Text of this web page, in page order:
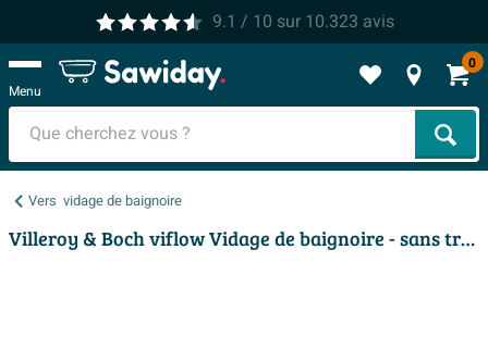
9.1 / 10 sur 10.323 avis
Menu
0
Vers vidage de baignoire
Villeroy & Boch viflow Vidage de baignoire - sans trou trop-plein visible - vert mat